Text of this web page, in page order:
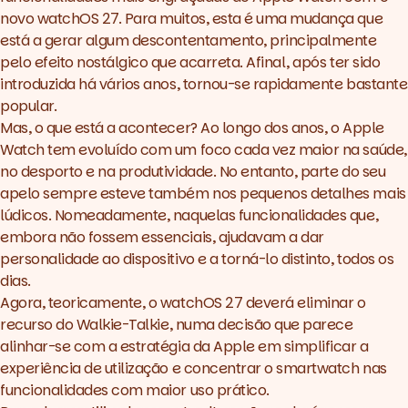
novowatchOS 27. Para muitos, esta é uma mudança que
está a gerar algum descontentamento, principalmente
pelo efeito nostálgico que acarreta. Afinal, após ter sido
introduzida há vários anos, tornou-se rapidamente bastante
popular.
Mas, o que está a acontecer? Ao longo dos anos, o Apple
Watch tem evoluído com um foco cada vez maior na saúde,
no desporto e na produtividade. No entanto, parte do seu
apelo sempre esteve também nos pequenos detalhes mais
lúdicos. Nomeadamente, naquelas funcionalidades que,
embora não fossem essenciais, ajudavam a dar
personalidade ao dispositivo e a torná-lo distinto, todos os
dias.
Agora, teoricamente, owatchOS 27deverá eliminar o
recurso doWalkie-Talkie, numa decisão que parece
alinhar-se com a estratégia da Apple em simplificar a
experiência de utilização e concentrar o smartwatch nas
funcionalidades com maior uso prático.